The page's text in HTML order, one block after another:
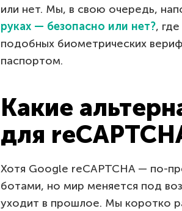
или нет. Мы, в свою очередь,
руках — безопасно или нет?,
подобных биометрических
паспортом.
Какие
для
Хотя Google reCAPTCHA — по-
ботами, но мир меняется под
уходит в прошлое. Мы коротко